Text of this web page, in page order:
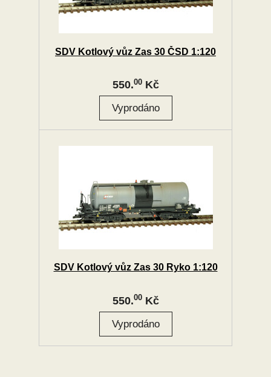
SDV Kotlový vůz Zas 30 ČSD 1:120
550.00Kč
SDV Kotlový vůz Zas 30 Ryko 1:120
550.00Kč